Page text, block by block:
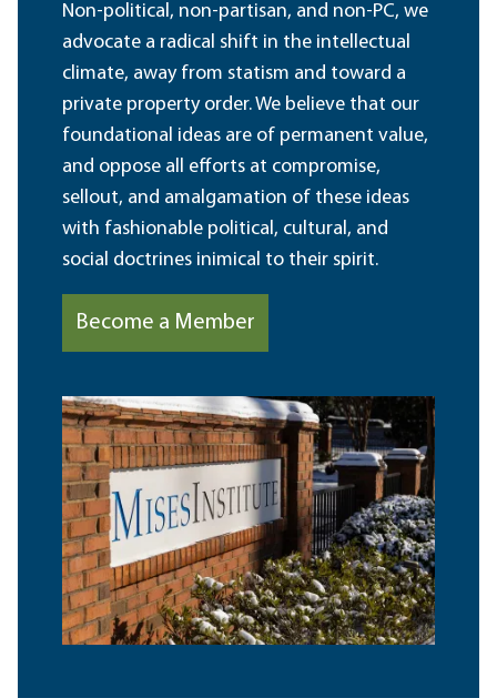
Non-political, non-partisan, and non-PC, we
advocate a radical shift in the intellectual
climate, away from statism and toward a
private property order. We believe that our
foundational ideas are of permanent value,
and oppose all efforts at compromise,
sellout, and amalgamation of these ideas
with fashionable political, cultural, and
social doctrines inimical to their spirit.
Become a Member